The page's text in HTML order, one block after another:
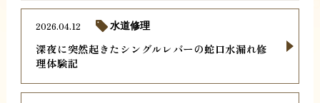
深夜に突然起きたシングルレバーの蛇口水漏れ修
理体験記
2026.04.12 水道修理